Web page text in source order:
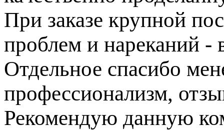
При заказе крупной
проблем и нареканий -
Отдельное спасибо
профессионализм,
Рекомендую данную